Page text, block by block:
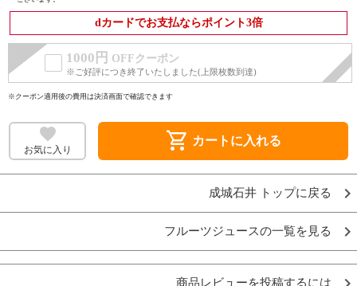
dカードでお支払ならポイント3倍
1000円 OFFクーポン
※ご好評につき終了いたしました(上限枚数到達)
※クーポン適用後の費用は決済画面で確認できます
お気に入り shopping_cart カートに入れる
成城石井 トップに戻る
フルーツジュースの一覧を見る
商品レビューを投稿するには